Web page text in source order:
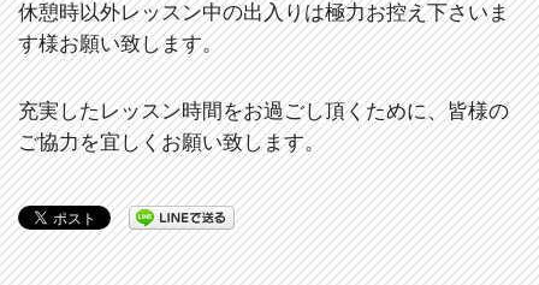
休憩時以外レッスン中の出入りは極力お控え下さいま
す様お願い致します。
充実したレッスン時間をお過ごし頂くために、皆様の
ご協力を宜しくお願い致します。